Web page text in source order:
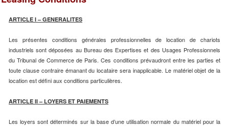
ARTICLE I – GENERALITES
Les présentes conditions générales professionnelles de location de chariots
industriels sont déposées au Bureau des Expertises et des Usages Professionnels
du Tribunal de Commerce de Paris. Ces conditions prévaudront entre les parties et
toute clause contraire émanant du locataire sera inapplicable. Le matériel objet de la
location est défini aux conditions particulières.
ARTICLE II – LOYERS ET PAIEMENTS
Les loyers sont déterminés sur la base d’une utilisation normale du matériel pour la